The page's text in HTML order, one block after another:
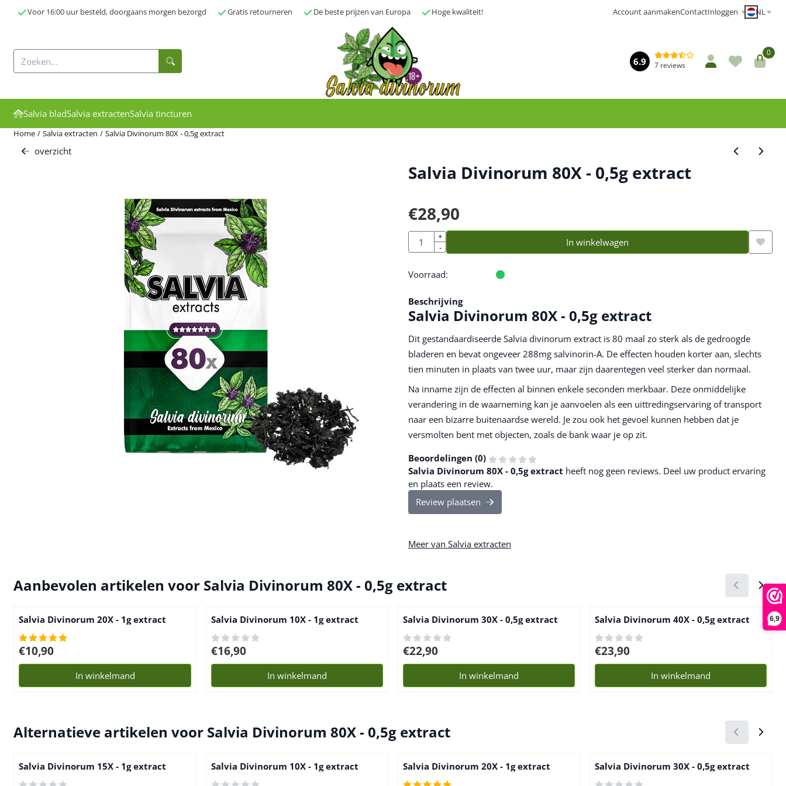
6,9
Cookievoorkeuren zijn momenteel gesloten.
Voor 16:00 uur besteld, doorgaans morgen bezorgd Gratis retourneren De beste prijzen van Europa Hoge kwaliteit! Account aanmakenContactInloggen NL
Zoeken
6.9 7 reviews
0
Salvia bladSalvia extractenSalvia tincturen
Home / Salvia extracten / Salvia Divinorum 80X - 0,5g extract
overzicht
Salvia Divinorum 80X - 0,5g extract
€28,90
Aantal
+
-
In winkelwagen
Voorraad:
Beschrijving
Salvia Divinorum 80X - 0,5g extract
Dit gestandaardiseerde Salvia divinorum extract is 80 maal zo sterk als de gedroogde
bladeren en bevat ongeveer 288mg salvinorin-A. De effecten houden korter aan, slechts
tien minuten in plaats van twee uur, maar zijn daarentegen veel sterker dan normaal.
Na inname zijn de effecten al binnen enkele seconden merkbaar. Deze onmiddelijke
verandering in de waarneming kan je aanvoelen als een uittredingservaring of transport
naar een bizarre buitenaardse wereld. Je zou ook het gevoel kunnen hebben dat je
versmolten bent met objecten, zoals de bank waar je op zit.
Beoordelingen (0)
Salvia Divinorum 80X - 0,5g extract heeft nog geen reviews. Deel uw product ervaring
en plaats een review.
Review plaatsen
Meer van Salvia extracten
Aanbevolen artikelen voor Salvia Divinorum 80X - 0,5g extract
Salvia Divinorum 20X - 1g extract
Prijs: 10,90
€10,90
In winkelmand
Salvia Divinorum 10X - 1g extract
Prijs: 16,90
€16,90
In winkelmand
Salvia Divinorum 30X - 0,5g extract
Prijs: 22,90
€22,90
In winkelmand
Salvia Divinorum 40X - 0,5g extract
Prijs: 23,90
€23,90
In winkelmand
Alternatieve artikelen voor Salvia Divinorum 80X - 0,5g extract
Salvia Divinorum 15X - 1g extract Salvia Divinorum 10X - 1g extract Salvia Divinorum 20X - 1g extract Salvia Divinorum 30X - 0,5g extract